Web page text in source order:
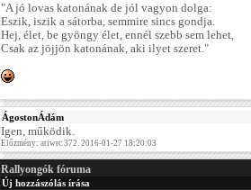
"A jó lovas katonának de jól vagyon dolga:
Eszik, iszik a sátorba, semmire sincs gondja.
Hej, élet, be gyöngy élet, ennél szebb sem lehet,
Csak az jöjjön katonának, aki ilyet szeret."
ÁgostonÁdám
Igen, működik.
Előzmény: atiwrc 372. 2016-01-27 18:20:03
Rallyongók fóruma
Új hozzászólás írása